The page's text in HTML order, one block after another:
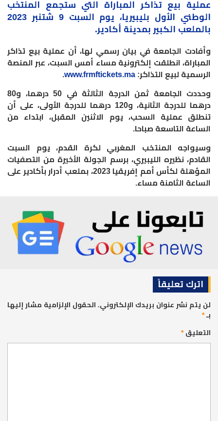
عملية بيع تذاكر المباراة التي ستجمع المنتخب
الوطني الأول بليبيريا، يوم السبت 9 شتنبر 2023
بالملعب الكبير بمدينة أكادير.
وأفادت الجامعة في بيان رسمي لها، أن عملية بيع تذاكر
المباراة، انطلقت إلكترونية مساء أمس السبت، عبر المنصة
الرسمية لبيع التذاكر: www.frmftickets.ma
.
وحددت الجامعة ثمن الدرجة الثالثة في 50 درهما، و80
درهما للدرجة الثانية، و120 درهما للدرجة الأولى، على أن
تنطلق عملية السحب، يوم الاثنين المقبل، ابتداء من
الساعة التاسعة صباحا.
وسيواجه المنتخب المغربي لكرة القدم، يوم السبت
القادم، نظيره الليبيري، برسم الجولة الأخيرة من التصفيات
المؤهلة لكأس أمم إفريقيا 2023، بملعب أدرار بأكادير على
الساعة الثامنة مساء.
اترك تعليقاً
لن يتم نشر عنوان بريدك الإلكتروني. الحقول الإلزامية مشار إليها
بـ*
التعليق*